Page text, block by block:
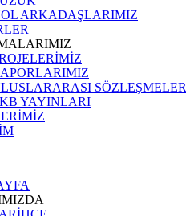
ARKADAŞLARIMIZ
SÖZLEŞMELER
YAYINLARI